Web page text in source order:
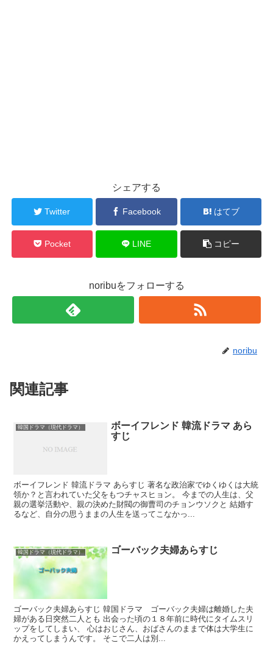
シェアする
Twitter Facebook はてブ
Pocket LINE コピー
noribuをフォローする
noribu
関連記事
韓国ドラマ（現代ドラマ）
ボーイフレンド 韓流ドラマ あら
すじ
ボーイフレンド 韓流ドラマ あらすじ 著名な政治家でゆくゆくは大統
領か？と言われていた父をもつチャスヒョン。 今までの人生は、父
親の選挙活動や、親の決めた財閥の御曹司のチョンウソクと 結婚す
るなど、自分の思うままの人生を送ってこなかっ...
韓国ドラマ（現代ドラマ） ゴーバック夫婦あらすじ
ゴーバック夫婦あらすじ 韓国ドラマ ゴーバック夫婦は離婚した夫
婦がある日突然二人とも 出会った頃の１８年前に時代にタイムスリ
ップをしてしまい、 心はおじさん、おばさんのままで体は大学生に
かえってしまうんです。 そこで二人は別...